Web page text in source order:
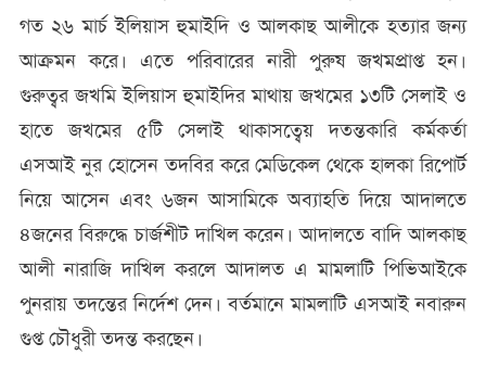
গত ২৬ মার্চ ইলিয়াস হুমাইদি ও আলকাছ আলীকে হত্যার জন্য
আক্রমন করে। এতে পরিবারের নারী পুরুষ জখমপ্রাপ্ত হন।
গুরুত্বর জখমি ইলিয়াস হুমাইদির মাথায় জখমের ১৩টি সেলাই ও
হাতে জখমের ৫টি সেলাই থাকাসত্বেয় দতন্তকারি কর্মকর্তা
এসআই নুর হোসেন তদবির করে মেডিকেল থেকে হালকা রিপোর্ট
নিয়ে আসেন এবং ৬জন আসামিকে অব্যাহতি দিয়ে আদালতে
৪জনের বিরুদ্ধে চার্জশীট দাখিল করেন। আদালতে বাদি আলকাছ
আলী নারাজি দাখিল করলে আদালত এ মামলাটি পিভিআইকে
পুনরায় তদন্তের নির্দেশ দেন। বর্তমানে মামলাটি এসআই নবারুন
গুপ্ত চৌধুরী তদন্ত করছেন।